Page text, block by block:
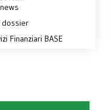
dossier
Finanziari BASE